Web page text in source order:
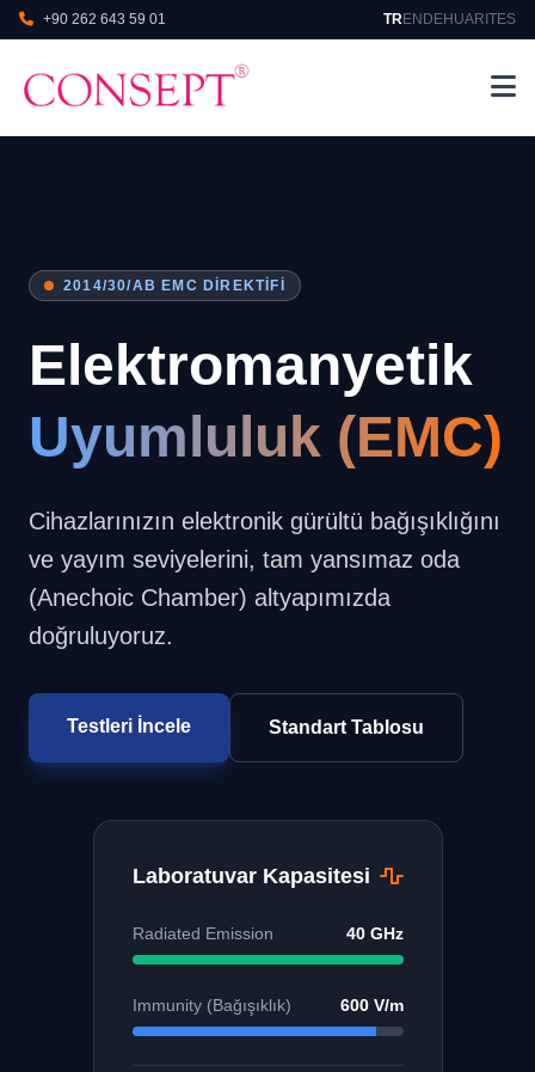
+90 262 643 59 01 TREN DEHUAR ITES
2014/30/AB EMC DIREKTIFI
Elektromanyetik
Uyumluluk (EMC)
Cihazlarınızın elektronik gürültü bağışıklığını
ve yayım seviyelerini, tam yansımaz oda
(Anechoic Chamber) altyapımızda
doğruluyoruz.
Testleri İncele Standart Tablosu
Laboratuvar Kapasitesi
Radiated Emission 40 GHz
Immunity (Bağışıklık) 600 V/m